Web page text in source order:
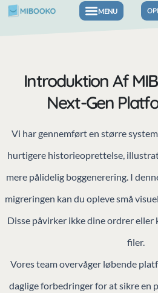
Gå
Introduktion Af
Next-Gen
Vi har gennemført en større
hurtigere historieoprettelse,
mere pålidelig boggenerering. I
migreringen kan du opleve små
Disse påvirker ikke dine ordrer
filer.
Vores team overvåger løbende
daglige forbedringer for at sikre en